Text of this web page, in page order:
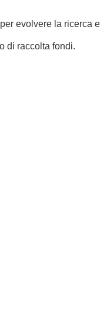
evolvere la ricerca e
di raccolta fondi.